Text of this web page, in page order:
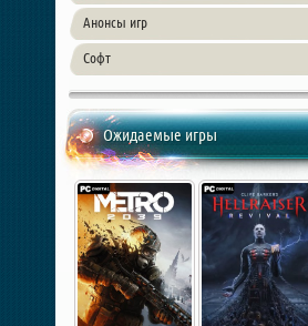
Анонсы игр
Софт
Ожидаемые игры